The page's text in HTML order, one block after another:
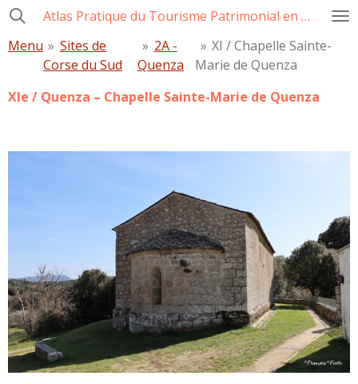
Passer
contenu
principal
Atlas Pratique du Tourisme Patrimonial en Corse
Menu » Sites de
Corse du Sud
» 2A -
Quenza
» XI / Chapelle Sainte-
Marie de Quenza
XIe / Quenza – Chapelle Sainte-Marie de Quenza